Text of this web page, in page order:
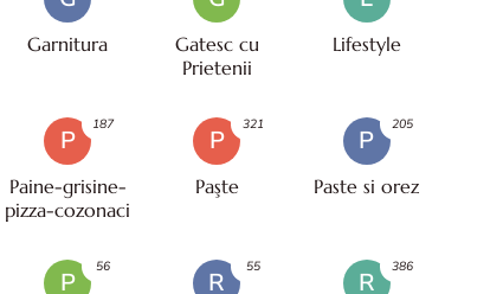
Garnitura
Gatesc cu
Prietenii
Lifestyle
P
Paine-grisine-
pizza-cozonaci
187
P
Paşte
321
P
Paste si orez
205
P
56
R
55
R
386